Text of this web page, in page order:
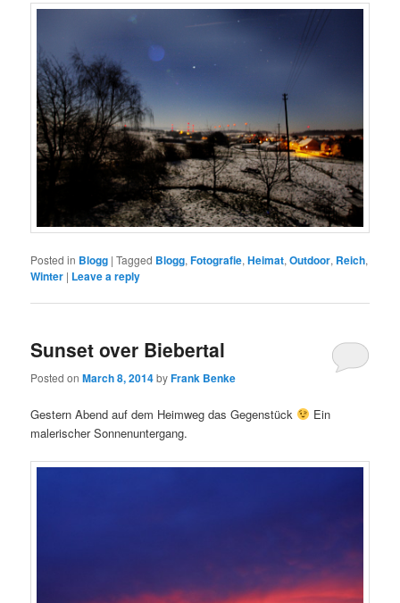
Posted in Blogg |Tagged Blogg,Fotografie,Heimat,Outdoor, Reich,
Winter | Leave a reply
Sunset over Biebertal
Posted onMarch 8, 2014byFrank Benke
Gestern Abend auf dem Heimweg das Gegenstück
Ein
malerischer Sonnenuntergang.